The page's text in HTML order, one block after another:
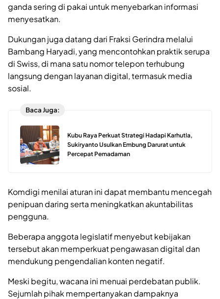
ganda sering di pakai untuk menyebarkan informasi
menyesatkan.
Dukungan juga datang dari Fraksi Gerindra melalui
Bambang Haryadi, yang mencontohkan praktik serupa
di Swiss, di mana satu nomor telepon terhubung
langsung dengan layanan digital, termasuk media
sosial.
Baca Juga:
Kubu Raya Perkuat Strategi Hadapi Karhutla,
Sukiryanto Usulkan Embung Darurat untuk
Percepat Pemadaman
Komdigi menilai aturan ini dapat membantu mencegah
penipuan daring serta meningkatkan akuntabilitas
pengguna.
Beberapa anggota legislatif menyebut kebijakan
tersebut akan memperkuat pengawasan digital dan
mendukung pengendalian konten negatif.
Meski begitu, wacana ini menuai perdebatan publik.
Sejumlah pihak mempertanyakan dampaknya